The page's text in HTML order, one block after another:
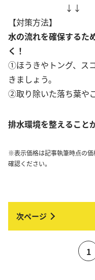
↓↓
【対策方法】
水の流れを確保するた
く！
①ほうきやトング、ス
きましょう。
②取り除いた落ち葉や
排水環境を整えること
※表示価格は記事執筆時点の
確認ください。
1